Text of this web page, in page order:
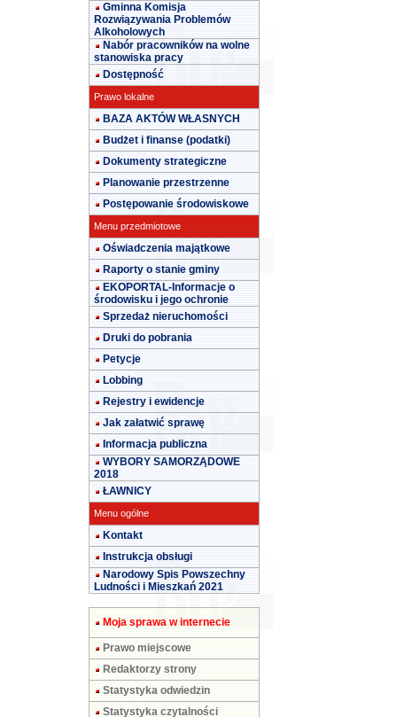
Gminna Komisja
Rozwiązywania Problemów
Alkoholowych
Nabór pracowników na wolne
stanowiska pracy
Dostępność
Prawo lokalne
BAZA AKTÓW WŁASNYCH
Budżet i finanse (podatki)
Dokumenty strategiczne
Planowanie przestrzenne
Postępowanie środowiskowe
Menu przedmiotowe
Oświadczenia majątkowe
Raporty o stanie gminy
EKOPORTAL-Informacje o
środowisku i jego ochronie
Sprzedaż nieruchomości
Druki do pobrania
Petycje
Lobbing
Rejestry i ewidencje
Jak załatwić sprawę
Informacja publiczna
WYBORY SAMORZĄDOWE
2018
ŁAWNICY
Menu ogólne
Kontakt
Instrukcja obsługi
Narodowy Spis Powszechny
Ludności i Mieszkań 2021
Moja sprawa w internecie
Prawo miejscowe
Redaktorzy strony
Statystyka odwiedzin
Statystyka czytalności